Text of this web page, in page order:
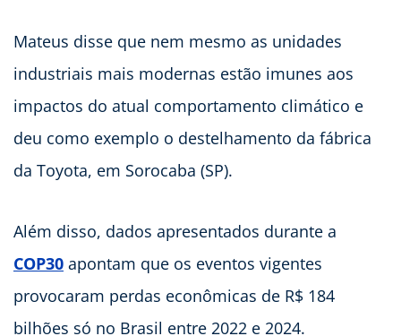
Mateus disse que nem mesmo as unidades
industriais mais modernas estão imunes aos
impactos do atual comportamento climático e
deu como exemplo o destelhamento da fábrica
da Toyota, em Sorocaba (SP).
Além disso, dados apresentados durante a
COP30 apontam que os eventos vigentes
provocaram perdas econômicas de R$ 184
bilhões só no Brasil entre 2022 e 2024.